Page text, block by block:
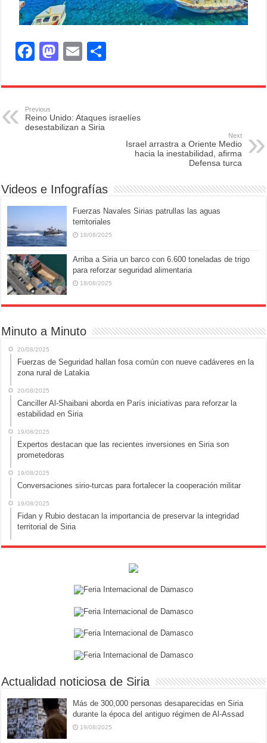
F
c
e
b
k
M
st
d
E
ail ar
Previous
Reino Unido: Ataques israelíes
desestabilizan a Siria
Next
Israel arrastra a Oriente Medio
hacia la inestabilidad, afirma
Defensa turca
Videos e Infografías
Fuerzas Navales Sirias patrullas las aguas
territoriales
18/08/2025
Arriba a Siria un barco con 6.600 toneladas de trigo
para reforzar seguridad alimentaria
18/08/2025
Minuto a Minuto
20/08/2025
Fuerzas de Seguridad hallan fosa común con nueve cadáveres en la
zona rural de Latakia
20/08/2025
Canciller Al-Shaibani aborda en París iniciativas para reforzar la
estabilidad en Siria
19/08/2025
Expertos destacan que las recientes inversiones en Siria son
prometedoras
19/08/2025
Conversaciones sirio-turcas para fortalecer la cooperación militar
19/08/2025
Fidan y Rubio destacan la importancia de preservar la integridad
territorial de Siria
Actualidad noticiosa de Siria
Más de 300,000 personas desaparecidas en Siria
durante la época del antiguo régimen de Al-Assad
19/08/2025